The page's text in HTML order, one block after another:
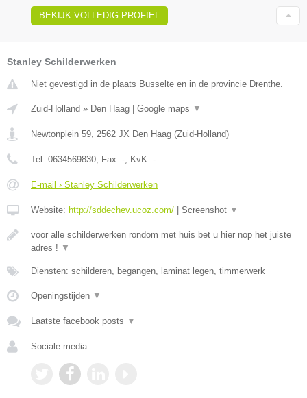
BEKIJK VOLLEDIG PROFIEL
Stanley Schilderwerken
Niet gevestigd in de plaats Busselte en in de provincie Drenthe.
Zuid-Holland » Den Haag Google maps ▼
Newtonplein 59, 2562 JX Den Haag (Zuid-Holland)
Tel: 0634569830, Fax: -, KvK: -
E-mail › Stanley Schilderwerken
Website: http://sddechev.ucoz.com/ Screenshot ▼
voor alle schilderwerken rondom met huis bet u hier nop het juiste
adres ! ▼
Diensten: schilderen, begangen, laminat legen, timmerwerk
Openingstijden ▼
Laatste facebook posts ▼
Sociale media: